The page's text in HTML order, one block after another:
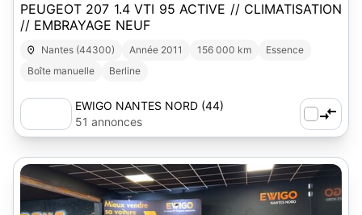
PEUGEOT 207 1.4 VTI 95 ACTIVE // CLIMATISATION
// EMBRAYAGE NEUF
Nantes (44300) Année 2011 156 000 km
Essence
Boîte manuelle
Berline
EWIGO NANTES NORD (44)
51 annonces